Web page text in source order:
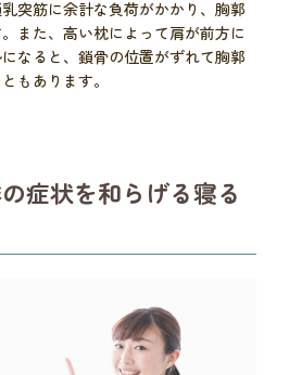
突筋に余計な負荷がかかり、胸郭
また、高い枕によって肩が前方に
なると、鎖骨の位置がずれて胸郭
もあります。
症状を和らげる寝る